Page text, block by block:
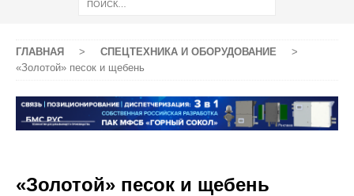
ГЛАВНАЯ > СПЕЦТЕХНИКА И ОБОРУДОВАНИЕ
>
«Золотой» песок и щебень
«Золотой» песок и щебень